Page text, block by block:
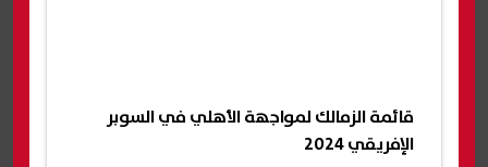
قائمة الزمالك لمواجهة الأهلي في السوبر
الإفريقي 2024